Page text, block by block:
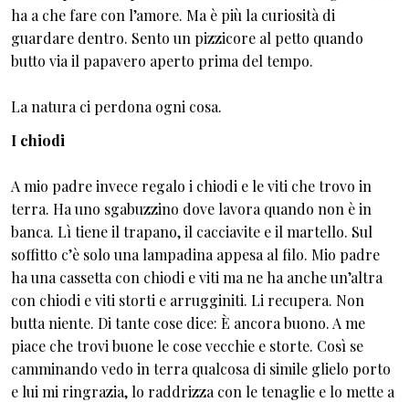
ha a che fare con l’amore. Ma è più la curiosità di
guardare dentro. Sento un pizzicore al petto quando
butto via il papavero aperto prima del tempo.
La natura ci perdona ogni cosa.
I chiodi
A mio padre invece regalo i chiodi e le viti che trovo in
terra. Ha uno sgabuzzino dove lavora quando non è in
banca. Lì tiene il trapano, il cacciavite e il martello. Sul
soffitto c’è solo una lampadina appesa al filo. Mio padre
ha una cassetta con chiodi e viti ma ne ha anche un’altra
con chiodi e viti storti e arrugginiti. Li recupera. Non
butta niente. Di tante cose dice: È ancora buono. A me
piace che trovi buone le cose vecchie e storte. Così se
camminando vedo in terra qualcosa di simile glielo porto
e lui mi ringrazia, lo raddrizza con le tenaglie e lo mette a